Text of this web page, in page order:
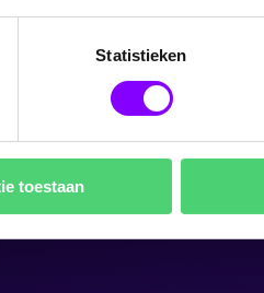
Statistieken
toestaan